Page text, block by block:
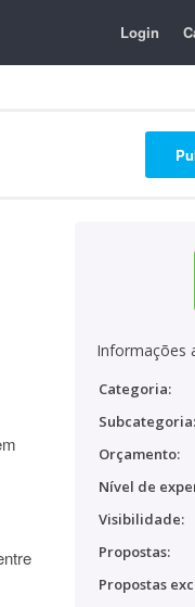
Login
Informações
Categoria:
Subcategoria:
Orçamento:
Nível de
Visibilidade:
Propostas:
Propostas